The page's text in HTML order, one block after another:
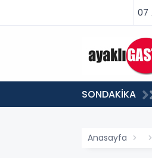
07
SONDAKİKA
Anasayfa